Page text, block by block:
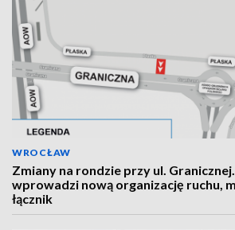
WROCŁAW
Zmiany na rondzie przy ul.
wprowadzi nową organizację ruchu,
łącznik